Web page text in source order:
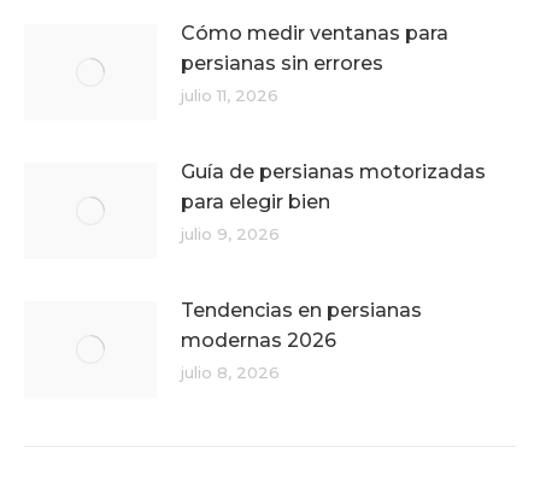
Cómo medir ventanas para
persianas sin errores
julio 11, 2026
Guía de persianas motorizadas
para elegir bien
julio 9, 2026
Tendencias en persianas
modernas 2026
julio 8, 2026